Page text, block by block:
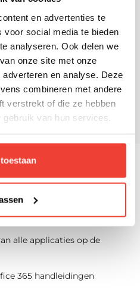
en advertenties te
voor social media te bieden
analyseren. Ook delen we
onze site met onze
en analyse. Deze
combineren met andere
verstrekt of die ze hebben
van hun services.
wijze met applicaties leren
alle applicaties op de
365 handleidingen